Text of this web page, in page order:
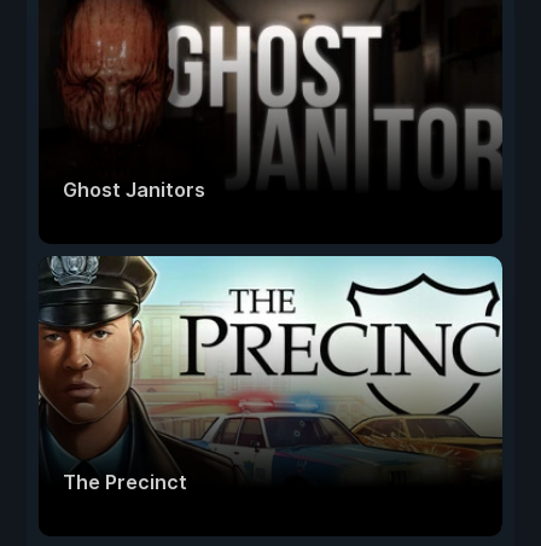
Ghost Janitors
The Precinct